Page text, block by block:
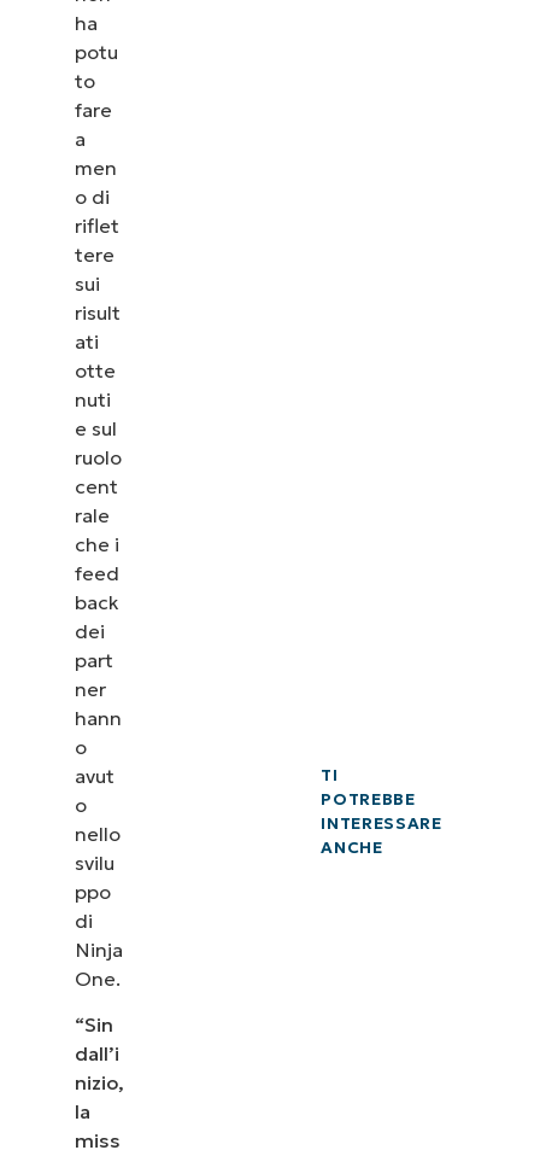
ha
potu
to
fare
a
men
o di
riflet
tere
sui
risult
ati
otte
nuti
e sul
ruolo
cent
rale
che i
feed
back
dei
part
ner
hann
o
avut
o
nello
svilu
ppo
di
Ninja
One.
“Sin
dall’i
nizio,
la
miss
TI
POTREBBE
INTERESSARE
ANCHE